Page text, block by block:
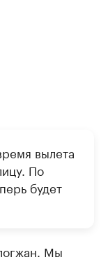
вылета
По
будет
Мы